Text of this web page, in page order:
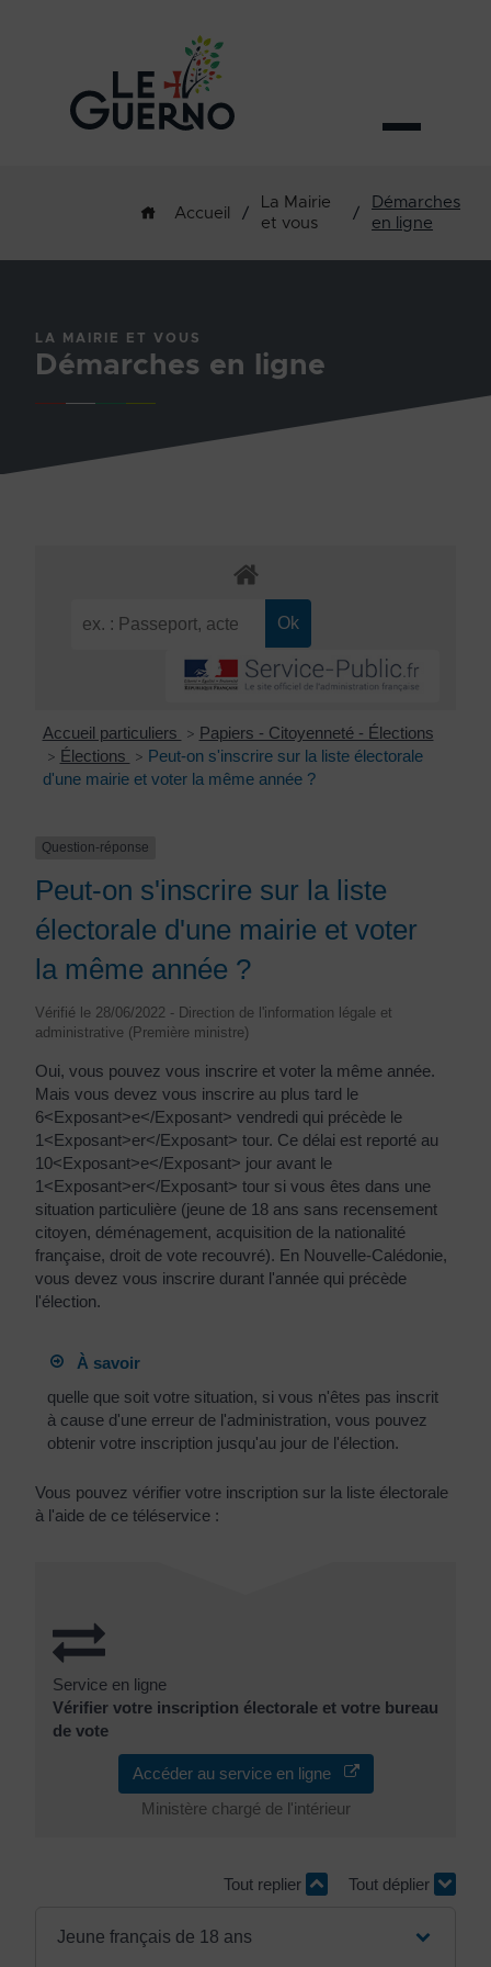
Accueil /
La Mairie
et vous
/
Démarches
en ligne
LA MAIRIE ET VOUS
Démarches en ligne
Accueil particuliers > Papiers - Citoyenneté - Élections
> Élections > Peut-on s'inscrire sur la liste électorale
d'une mairie et voter la même année ?
Question-réponse
Peut-on s'inscrire sur la liste
électorale d'une mairie et voter
la même année ?
Vérifié le 28/06/2022 - Direction de l'information légale et
administrative (Première ministre)
Oui, vous pouvez vous inscrire et voter la même année.
Mais vous devez vous inscrire au plus tard le
6<Exposant>e</Exposant> vendredi qui précède le
1<Exposant>er</Exposant> tour. Ce délai est reporté au
10<Exposant>e</Exposant> jour avant le
1<Exposant>er</Exposant> tour si vous êtes dans une
situation particulière (jeune de 18 ans sans recensement
citoyen, déménagement, acquisition de la nationalité
française, droit de vote recouvré). En Nouvelle-Calédonie,
vous devez vous inscrire durant l'année qui précède
l'élection.
À savoir
quelle que soit votre situation, si vous n'êtes pas inscrit
à cause d'une erreur de l'administration, vous pouvez
obtenir votre inscription jusqu'au jour de l'élection.
Vous pouvez vérifier votre inscription sur la liste électorale
à l'aide de ce téléservice :
Service en ligne
Vérifier votre inscription électorale et votre bureau
de vote
Accéder au service en ligne
Ministère chargé de l'intérieur
Tout replier Tout déplier
Jeune français de 18 ans